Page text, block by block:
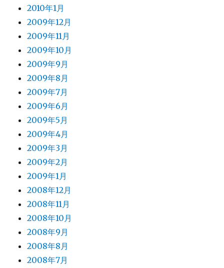
2010年1月
2009年12月
2009年11月
2009年10月
2009年9月
2009年8月
2009年7月
2009年6月
2009年5月
2009年4月
2009年3月
2009年2月
2009年1月
2008年12月
2008年11月
2008年10月
2008年9月
2008年8月
2008年7月